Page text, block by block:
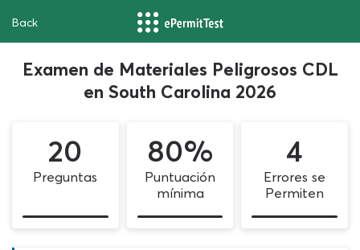
Back
Examen de Materiales Peligrosos CDL
en South Carolina 2026
20
Preguntas
80%
Puntuación
mínima
4
Errores se
Permiten